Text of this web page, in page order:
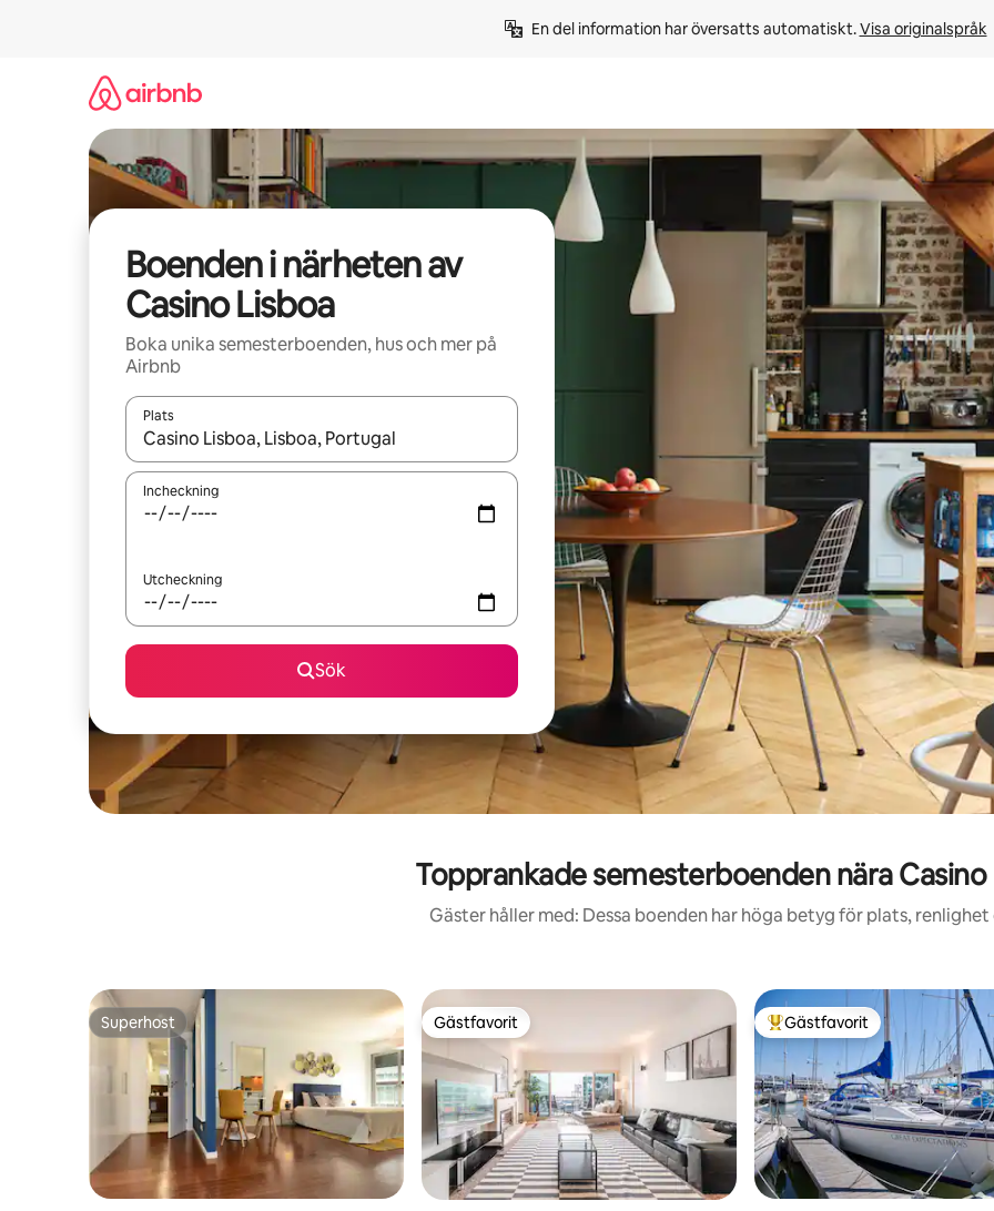
En del information har översatts automatiskt. Visa originalspråk
Boenden i närheten av
Casino Lisboa
Boka unika semesterboenden, hus och mer på
Airbnb
Plats
När resultaten är tillgängliga kan du navigera med upp- och nedåtpilarna eller utforska genom att trycka eller svepa.
Incheckning
Utcheckning
Sök
Topprankade semesterboenden nära Casino
Gäster håller med: Dessa boenden har höga betyg för plats, renlighet
Superhost
Superhost Gästfavorit
Gästfavorit Populär gästfavorit
Gästfavorit